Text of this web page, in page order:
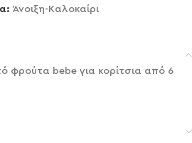
Άνοιξη-Καλοκαίρι
φρούτα bebe για κορίτσια από 6